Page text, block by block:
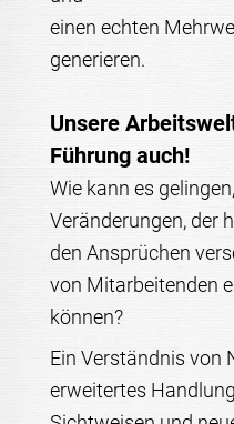
einen echten
generieren.
Unsere
Führung auch!
Wie kann es
Veränderungen, der
den Ansprüchen
von Mitarbeitenden
können?
Ein Verständnis von
erweitertes